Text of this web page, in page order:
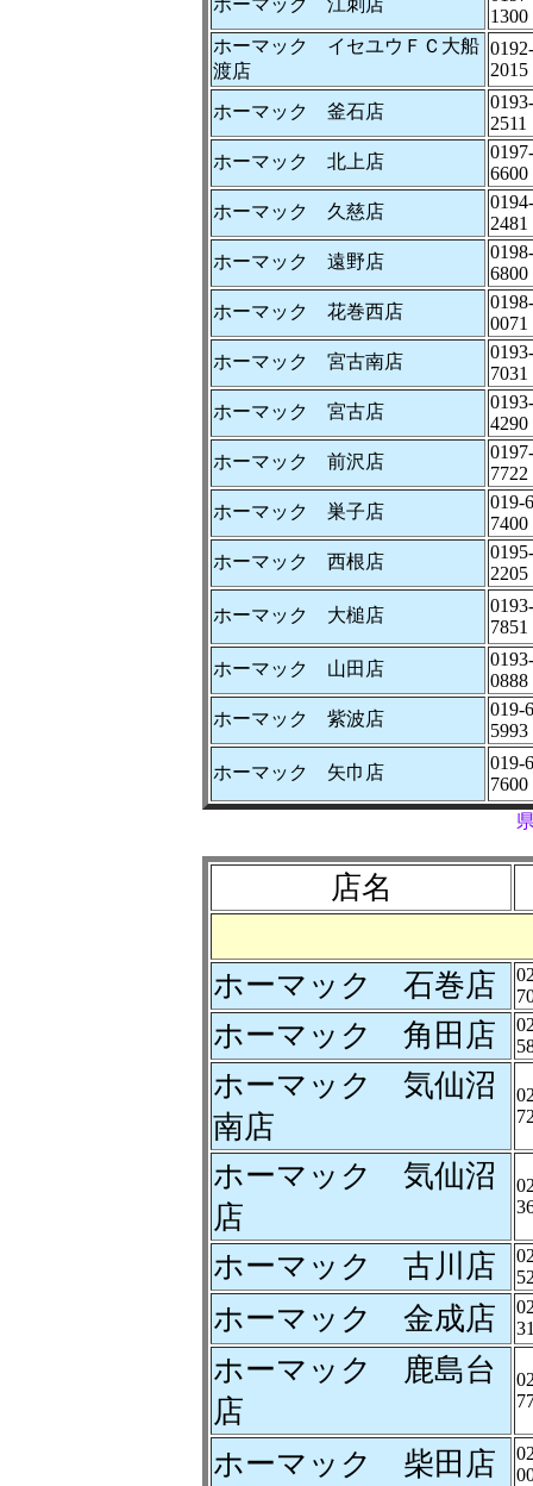
ホーマック 江刺店
1300
ホーマック イセユウＦＣ大船
渡店
2015
ホーマック 釜石店
2511
ホーマック 北上店
6600
ホーマック 久慈店
2481
ホーマック 遠野店
6800
ホーマック 花巻西店
0071
ホーマック 宮古南店
7031
ホーマック 宮古店
4290
ホーマック 前沢店
7722
ホーマック 巣子店
019-
7400
ホーマック 西根店
2205
ホーマック 大槌店
7851
ホーマック 山田店
0888
ホーマック 紫波店
019-
5993
ホーマック 矢巾店
019-
7600
店名
ホーマック 石巻店
ホーマック 角田店
ホーマック 気仙沼
南店
ホーマック 気仙沼
店
ホーマック 古川店
ホーマック 金成店
ホーマック 鹿島台
店
ホーマック 柴田店